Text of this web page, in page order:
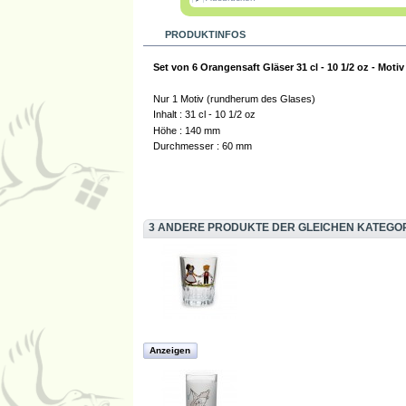
PRODUKTINFOS
Set von 6 Orangensaft Gläser 31 cl - 10 1/2 oz - Motiv
Nur 1 Motiv (rundherum des Glases)
Inhalt : 31 cl - 10 1/2 oz
Höhe : 140 mm
Durchmesser : 60 mm
3 ANDERE PRODUKTE DER GLEICHEN
Anzeigen